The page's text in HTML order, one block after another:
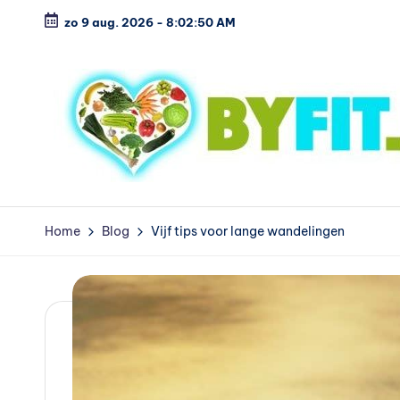
zo 9 aug. 2026 - 8:02:51 AM
B
i
l
en
voordelig
Home Blog Vijf tips voor lange wandelingen